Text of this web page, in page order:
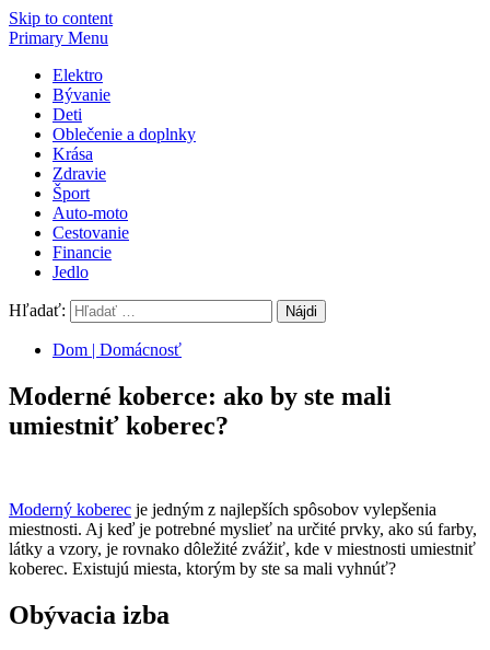
Skip to content
Primary Menu
Elektro
Bývanie
Deti
Oblečenie a doplnky
Krása
Zdravie
Šport
Auto-moto
Cestovanie
Financie
Jedlo
Hľadať:
Dom | Domácnosť
Moderné koberce: ako by ste mali
umiestniť koberec?
Moderný koberec je jedným z najlepších spôsobov vylepšenia
miestnosti. Aj keď je potrebné myslieť na určité prvky, ako sú farby,
látky a vzory, je rovnako dôležité zvážiť, kde v miestnosti umiestniť
koberec. Existujú miesta, ktorým by ste sa mali vyhnúť?
Obývacia izba